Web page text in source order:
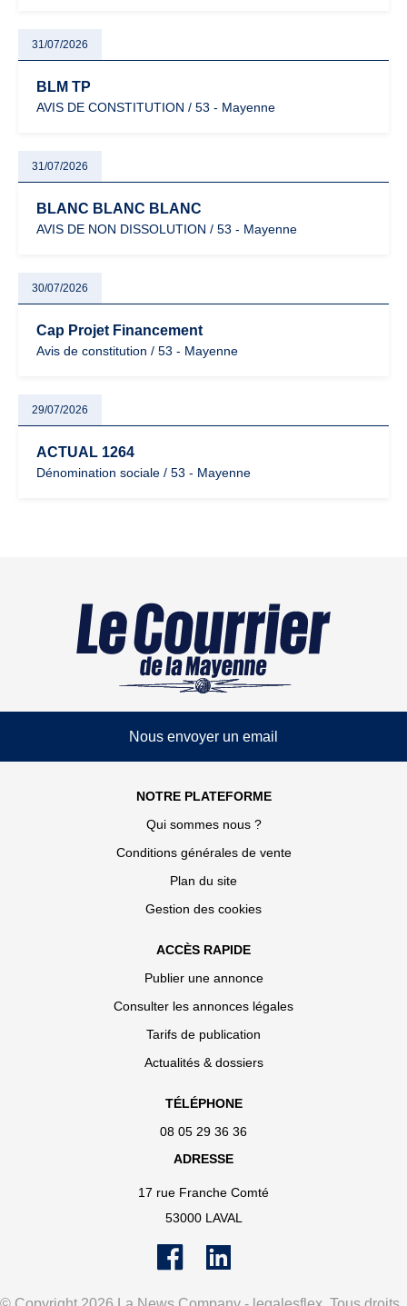
31/07/2026
BLM TP
AVIS DE CONSTITUTION / 53 - Mayenne
31/07/2026
BLANC BLANC BLANC
AVIS DE NON DISSOLUTION / 53 - Mayenne
30/07/2026
Cap Projet Financement
Avis de constitution / 53 - Mayenne
29/07/2026
ACTUAL 1264
Dénomination sociale / 53 - Mayenne
Nous envoyer un email
NOTRE PLATEFORME
Qui sommes nous ?
Conditions générales de vente
Plan du site
Gestion des cookies
ACCÈS RAPIDE
Publier une annonce
Consulter les annonces légales
Tarifs de publication
Actualités & dossiers
TÉLÉPHONE
08 05 29 36 36
ADRESSE
17 rue Franche Comté
53000 LAVAL